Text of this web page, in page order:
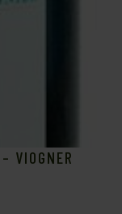
VIOGNER